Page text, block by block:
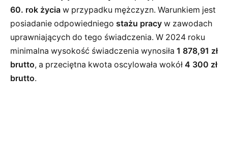
60. rok życia w przypadku mężczyzn. Warunkiem jest
posiadanie odpowiedniego stażu pracy w zawodach
uprawniających do tego świadczenia. W 2024 roku
minimalna wysokość świadczenia wynosiła 1 878,91 zł
brutto, a przeciętna kwota oscylowała wokół 4 300 zł
brutto.